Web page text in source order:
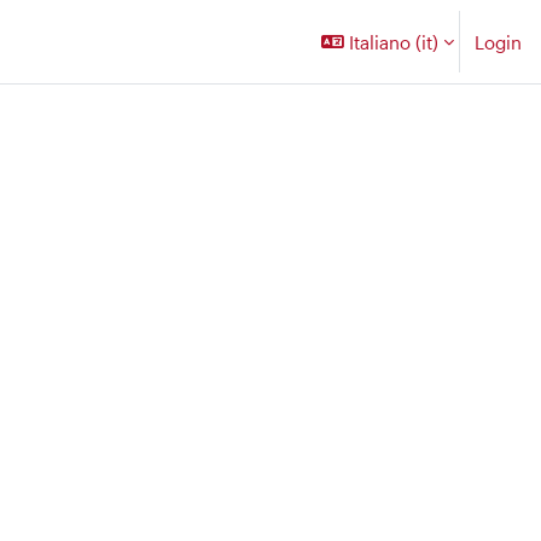
Italiano ‎(it)‎ Login